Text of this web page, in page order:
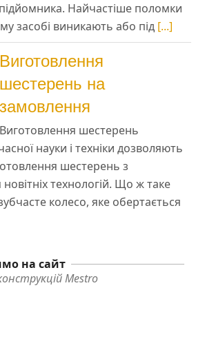
Найчастіше поломки
засобі виникають або під [...]
Виготовлення
шестерень на
замовлення
Виготовлення шестерень
науки і техніки дозволяють
шестерень з
технологій. Що ж таке
колесо, яке обертається
на сайт
Mestro